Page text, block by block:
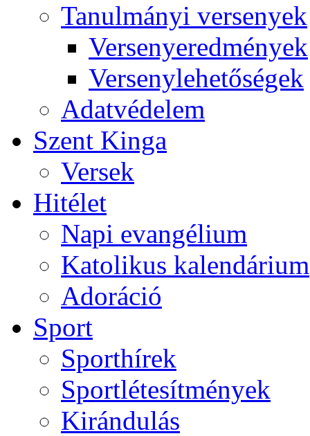
Tanulmányi versenyek
Versenyeredmények
Versenylehetőségek
Adatvédelem
Szent Kinga
Versek
Hitélet
Napi evangélium
Katolikus kalendárium
Adoráció
Sport
Sporthírek
Sportlétesítmények
Kirándulás